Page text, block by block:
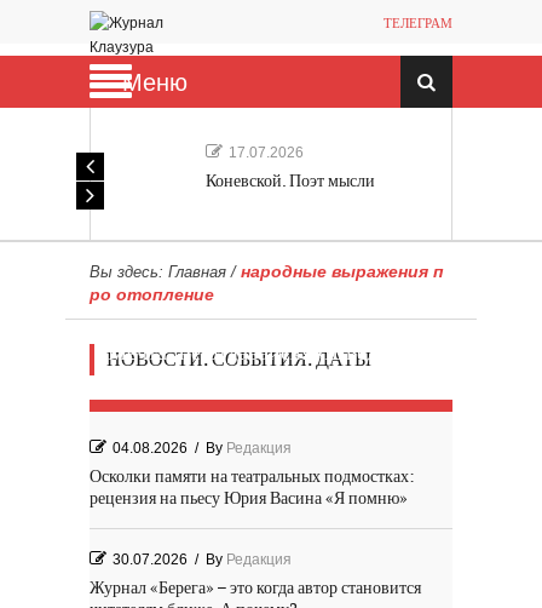
ТЕЛЕГРАМ
Меню
17.07.2026
Коневской. Поэт мысли
Вы здесь: Главная / народные выражения п
ро отопление
НОВОСТИ. СОБЫТИЯ. ДАТЫ
Мечта, не отдавайся! «Шведская
04.08.2026 / By Редакция
Осколки памяти на театральных подмостках:
рецензия на пьесу Юрия Васина «Я помню»
30.07.2026 / By Редакция
Журнал «Берега» – это когда автор становится